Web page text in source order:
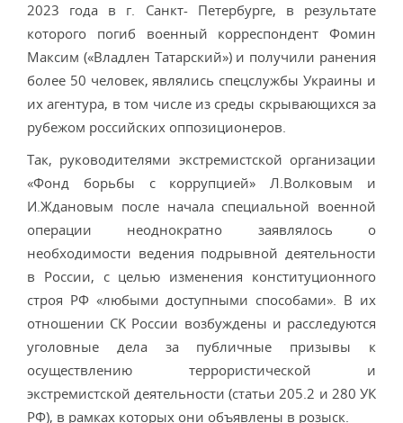
2023 года в г. Санкт- Петербурге, в результате
которого погиб военный корреспондент Фомин
Максим («Владлен Татарский») и получили ранения
более 50 человек, являлись спецслужбы Украины и
их агентура, в том числе из среды скрывающихся за
рубежом российских оппозиционеров.
Так, руководителями экстремистской организации
«Фонд борьбы с коррупцией» Л.Волковым и
И.Ждановым после начала специальной военной
операции неоднократно заявлялось о
необходимости ведения подрывной деятельности
в России, с целью изменения конституционного
строя РФ «любыми доступными способами». В их
отношении СК России возбуждены и расследуются
уголовные дела за публичные призывы к
осуществлению террористической и
экстремистской деятельности (статьи 205.2 и 280 УК
РФ), в рамках которых они объявлены в розыск.